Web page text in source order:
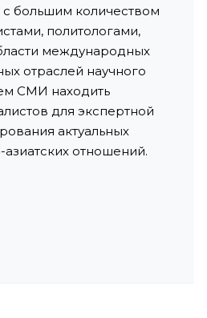
большим количеством
политологами,
международных
отраслей научного
СМИ находить
для экспертной
актуальных
отношений.